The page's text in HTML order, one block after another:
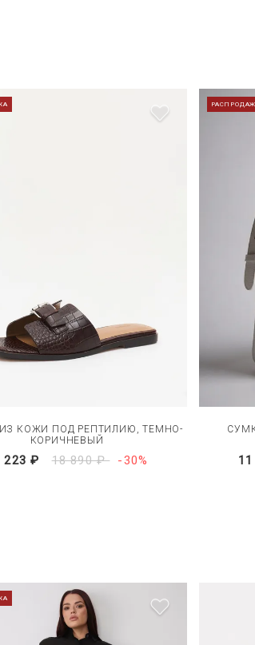
КОЖИ ПОД РЕПТИЛИЮ, ТЕМНО-
КОРИЧНЕВЫЙ
223 ₽ 18 890 ₽ -30%